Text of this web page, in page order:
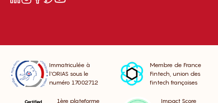
Immatriculée à
l’ORIAS sous le
numéro 17002712
Membre de France
Fintech, union des
fintech françaises
1ère plateforme Impact Score